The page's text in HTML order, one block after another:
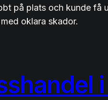
på plats och kunde få
oklara skador.